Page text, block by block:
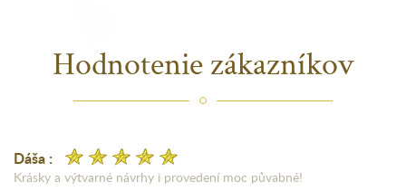
Hodnotenie zákazníkov
Dáša :
Krásky a výtvarné návrhy i provedení moc půvabné!